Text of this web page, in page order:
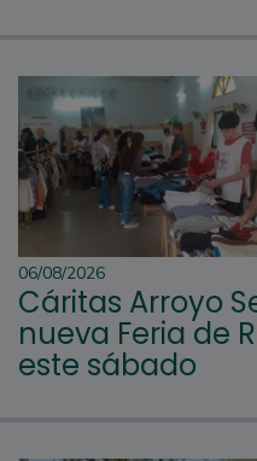
06/08/2026
Cáritas Arroyo
nueva Feria de
este sábado